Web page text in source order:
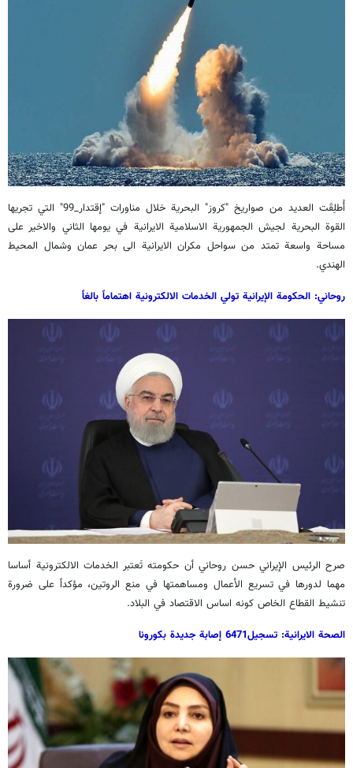
أُطلِقَت العديد من صواريخ "كروز" البحرية خلال مناورات "إقتدار_99" التي تجريها
القوة البحرية لجيش الجمهورية الاسلامية الايرانية في يومها الثاني والاخير على
مساحة واسعة تمتد من سواحل مكران الايرانية الى بحر عمان وشمال المحيط
الهندي.
روحاني: الحكومة الإيرانية تولي الخدمات الالكترونية اهتماماً بالغاً
صرح الرئيس الإيراني حسن روحاني أن حكومته تَعتبر الخدمات الالكترونية أساسا
مهما لدورها في تسريع الأعمال ومساهمتها في منع الروتين، مؤكداً على ضرورة
تنشيط القطاع الخاص كونه اساس الاقتصاد في البلاد.
الصحة الايرانية: تسجيل6471 إصابة جديدة بكورونا